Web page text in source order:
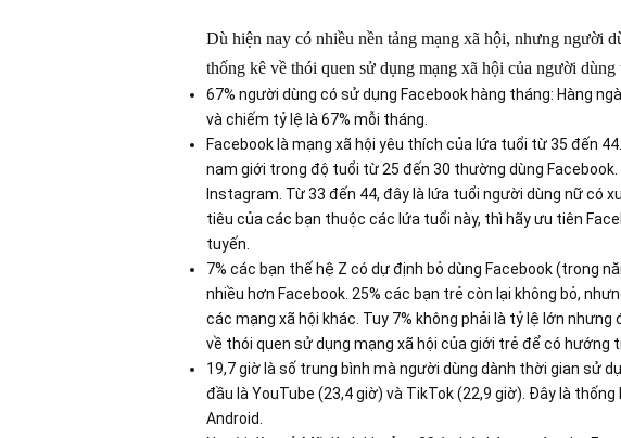
Dù hiện nay có nhiều nền tảng mạng xã hội, nhưng người
thống kê về thói quen sử dụng mạng xã hội của người dùng
67% người dùng có sử dụng Facebook hàng tháng: Hàng
và chiếm tỷ lệ là 67% mỗi tháng.
Facebook là mạng xã hội yêu thích của lứa tuổi từ 35 đến
nam giới trong độ tuổi từ 25 đến 30 thường dùng
Instagram. Từ 33 đến 44, đây là lứa tuổi người dùng nữ có
tiêu của các bạn thuộc các lứa tuổi này, thì hãy ưu tiên
tuyến.
7% các bạn thế hệ Z có dự định bỏ dùng Facebook (trong
nhiều hơn Facebook. 25% các bạn trẻ còn lại không bỏ,
các mạng xã hội khác. Tuy 7% không phải là tỷ lệ lớn
về thói quen sử dụng mạng xã hội của giới trẻ để có hướng
19,7 giờ là số trung bình mà người dùng dành thời gian sử
đầu là YouTube (23,4 giờ) và TikTok (22,9 giờ). Đây là
Android.